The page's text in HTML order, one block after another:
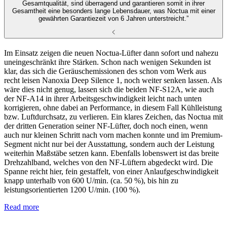
Gesamtqualität, sind überragend und garantieren somit in ihrer
Gesamtheit eine besonders lange Lebensdauer, was Noctua mit einer
gewährten Garantiezeit von 6 Jahren unterstreicht.”
Im Einsatz zeigen die neuen Noctua-Lüfter dann sofort und nahezu
uneingeschränkt ihre Stärken. Schon nach wenigen Sekunden ist
klar, das sich die Geräuschemissionen des schon vom Werk aus
recht leisen Nanoxia Deep Silence 1, noch weiter senken lassen. Als
wäre dies nicht genug, lassen sich die beiden NF-S12A, wie auch
der NF-A14 in ihrer Arbeitsgeschwindigkeit leicht nach unten
korrigieren, ohne dabei an Performance, in diesem Fall Kühlleistung
bzw. Luftdurchsatz, zu verlieren. Ein klares Zeichen, das Noctua mit
der dritten Generation seiner NF-Lüfter, doch noch einen, wenn
auch nur kleinen Schritt nach vorn machen konnte und im Premium-
Segment nicht nur bei der Ausstattung, sondern auch der Leistung
weiterhin Maßstäbe setzen kann. Ebenfalls lobenswert ist das breite
Drehzahlband, welches von den NF-Lüftern abgedeckt wird. Die
Spanne reicht hier, fein gestaffelt, von einer Anlaufgeschwindigkeit
knapp unterhalb von 600 U/min. (ca. 50 %), bis hin zu
leistungsorientierten 1200 U/min. (100 %).
Read more